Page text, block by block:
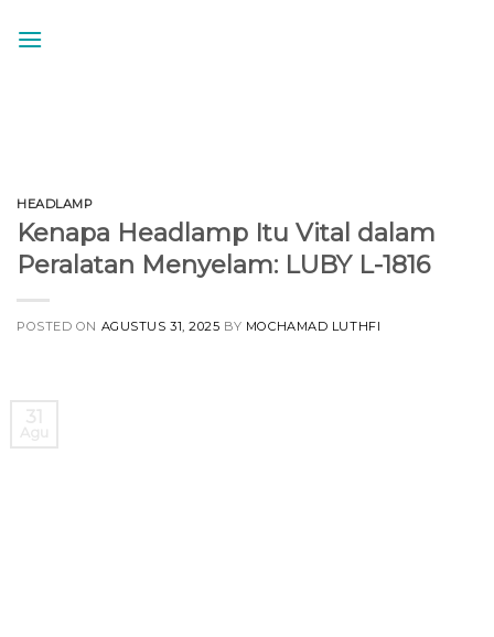
HEADLAMP
Kenapa Headlamp Itu Vital dalam
Peralatan Menyelam: LUBY L-1816
POSTED ON AGUSTUS 31, 2025 BY MOCHAMAD LUTHFI